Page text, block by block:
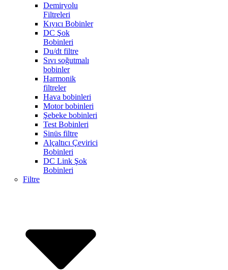
Demiryolu
Filtreleri
Kıyıcı Bobinler
DC Şok
Bobinleri
Du/dt filtre
Sıvı soğutmalı
bobinler
Harmonik
filtreler
Hava bobinleri
Motor bobinleri
Şebeke bobinleri
Test Bobinleri
Sinüs filtre
Alçaltıcı Çevirici
Bobinleri
DC Link Şok
Bobinleri
Filtre